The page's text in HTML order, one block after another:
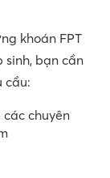
khoán FPT
bạn cần
cầu:
chuyên